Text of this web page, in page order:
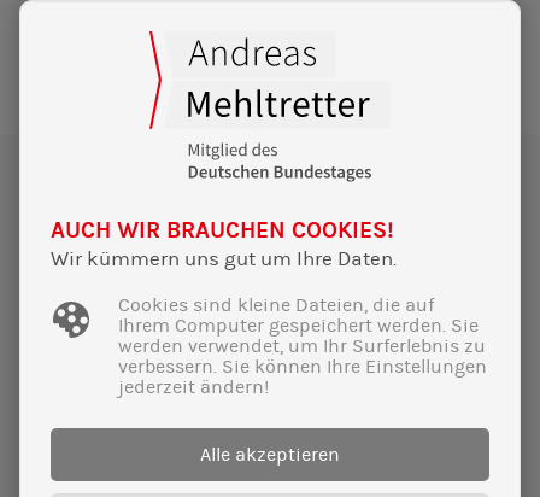
AUCH WIR BRAUCHEN COOKIES!
Wir kümmern uns gut um Ihre Daten.
Cookies sind kleine Dateien, die auf
Ihrem Computer gespeichert werden. Sie
werden verwendet, um Ihr Surferlebnis zu
verbessern. Sie können Ihre Einstellungen
jederzeit ändern!
Alle akzeptieren